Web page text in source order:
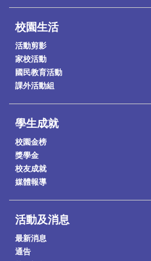
校園生活
活動剪影
家校活動
國民教育活動
課外活動組
學生成就
校園金榜
獎學金
校友成就
媒體報導
活動及消息
最新消息
通告